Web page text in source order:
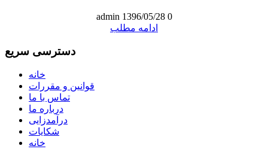
admin 1396/05/28 0
ادامه مطلب
دسترسی سریع
خانه
قوانین و مقررات
تماس با ما
درباره ما
درآمدزایی
شکایات
خانه